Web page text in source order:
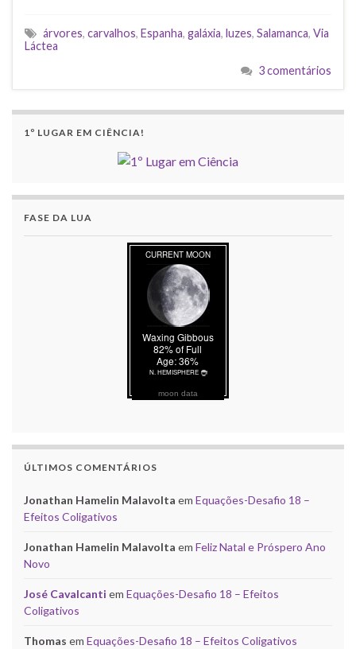
árvores, carvalhos, Espanha, galáxia, luzes, Salamanca, Via
Láctea
3 comentários
1º LUGAR EM CIÊNCIA!
FASE DA LUA
moon data
ÚLTIMOS COMENTÁRIOS
Jonathan Hamelin Malavolta em Equações-Desafio 18 –
Efeitos Coligativos
Jonathan Hamelin Malavolta em Feliz Natal e Próspero Ano
Novo
José Cavalcanti em Equações-Desafio 18 – Efeitos
Coligativos
Thomas em Equações-Desafio 18 – Efeitos Coligativos